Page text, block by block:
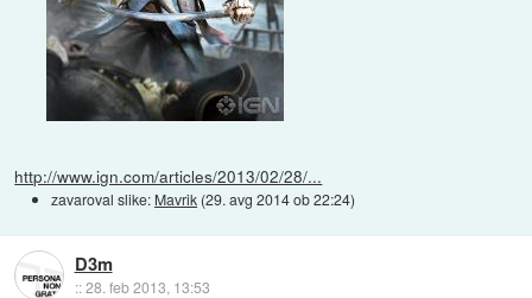
http://www.ign.com/articles/2013/02/28/...
zavaroval slike: Mavrik (29. avg 2014 ob 22:24)
D3m
::28. feb 2013, 13:53